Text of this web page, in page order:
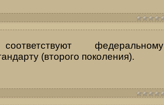
федеральному
(второго поколения).